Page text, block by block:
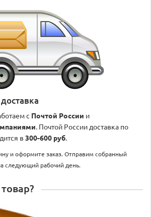
с Почтой России и
. Почтой России доставка по
в 300-600 руб.
и оформите заказ. Отправим собранный
следующий рабочий день.